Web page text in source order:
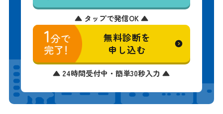
▲ タップで発信OK ▲
無料診断を
申し込む
▲ 24時間受付中・簡単30秒入力 ▲